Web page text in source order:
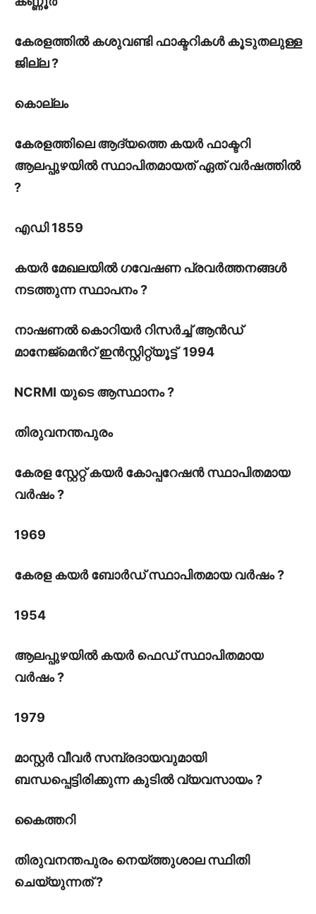
കേരളത്തിൽ കശുവണ്ടി ഫാക്ടറികൾ കൂടുതലുള്ള
ജില്ല ?
കൊല്ലം
കേരളത്തിലെ ആദ്യത്തെ കയർ ഫാക്ടറി
ആലപ്പുഴയിൽ സ്ഥാപിതമായത് ഏത് വർഷത്തിൽ
?
എഡി 1859
കയർ മേഖലയിൽ ഗവേഷണ പ്രവർത്തനങ്ങൾ
നടത്തുന്ന സ്ഥാപനം ?
നാഷണൽ കൊറിയർ റിസർച്ച് ആൻഡ്
മാനേജ്മെൻറ് ഇൻസ്റ്റിറ്റ്യൂട്ട് 1994
NCRMI യുടെ ആസ്ഥാനം ?
തിരുവനന്തപുരം
കേരള സ്റ്റേറ്റ് കയർ കോപ്പറേഷൻ സ്ഥാപിതമായ
വർഷം ?
1969
കേരള കയർ ബോർഡ് സ്ഥാപിതമായ വർഷം ?
1954
ആലപ്പുഴയിൽ കയർ ഫെഡ് സ്ഥാപിതമായ
വർഷം ?
1979
മാസ്റ്റർ വീവർ സമ്പ്രദായവുമായി
ബന്ധപ്പെട്ടിരിക്കുന്ന കുടിൽ വ്യവസായം ?
കൈത്തറി
തിരുവനന്തപുരം നെയ്ത്തുശാല സ്ഥിതി
ചെയ്യുന്നത് ?